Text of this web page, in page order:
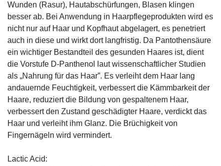
Wunden (Rasur), Hautabschürfungen, Blasen klingen
besser ab. Bei Anwendung in Haarpflegeprodukten wird es
nicht nur auf Haar und Kopfhaut abgelagert, es penetriert
auch in diese und wirkt dort langfristig. Da Pantothensäure
ein wichtiger Bestandteil des gesunden Haares ist, dient
die Vorstufe D-Panthenol laut wissenschaftlicher Studien
als „Nahrung für das Haar”. Es verleiht dem Haar lang
andauernde Feuchtigkeit, verbessert die Kämmbarkeit der
Haare, reduziert die Bildung von gespaltenem Haar,
verbessert den Zustand geschädigter Haare, verdickt das
Haar und verleiht ihm Glanz. Die Brüchigkeit von
Fingernägeln wird vermindert.
Lactic Acid: